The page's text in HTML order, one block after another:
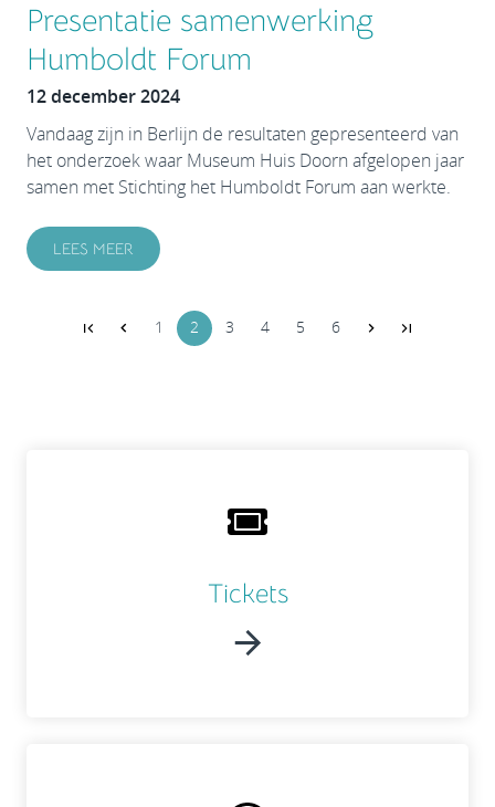
Presentatie samenwerking
Humboldt Forum
12 december 2024
Vandaag zijn in Berlijn de resultaten gepresenteerd van
het onderzoek waar Museum Huis Doorn afgelopen jaar
samen met Stichting het Humboldt Forum aan werkte.
LEES MEER
1 2 3 4 5 6
Tickets